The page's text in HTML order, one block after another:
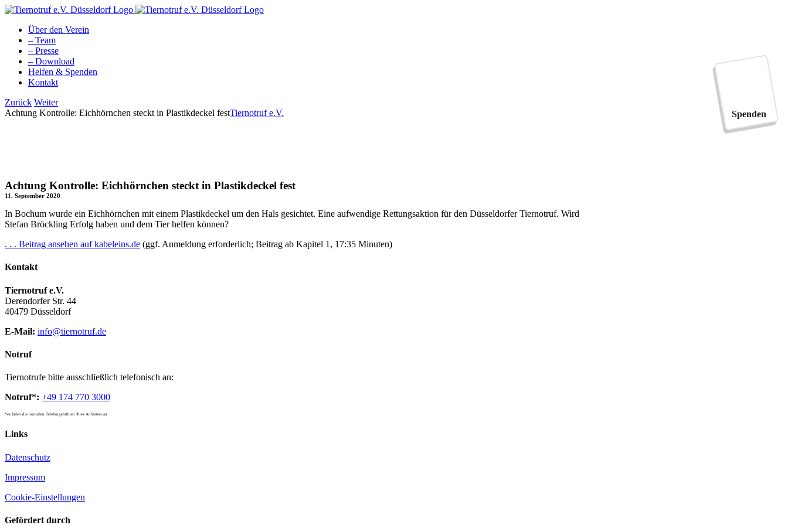
Zum
springenÜber den Verein
– Team
– Presse
– Download
Helfen & Spenden
Kontakt
Facebook
YouTube
Instagram
Tiktok
Zurück Weiter
Achtung Kontrolle: Eichhörnchen steckt in Plastikdeckel festTiernotruf e.V.
Achtung Kontrolle: Eichhörnchen steckt in Plastikdeckel fest
11. September 2020
In Bochum wurde ein Eichhörnchen mit einem Plastikdeckel um den Hals gesichtet. Eine aufwendige Rettungsaktion für den Düsseldorfer Tiernotruf. Wird
Stefan Bröckling Erfolg haben und dem Tier helfen können?
. . . Beitrag ansehen auf kabeleins.de (ggf. Anmeldung erforderlich; Beitrag ab Kapitel 1, 17:35 Minuten)
Kontakt
Tiernotruf e.V.
Derendorfer Str. 44
40479 Düsseldorf
E-Mail: info@tiernotruf.de
Notruf
Tiernotrufe bitte ausschließlich telefonisch an:
Notruf*: +49 174 770 3000
*es fallen die normalen Telefongebühren Ihres Anbieters an
Links
Datenschutz
Impressum
Cookie-Einstellungen
Gefördert durch
Spenden